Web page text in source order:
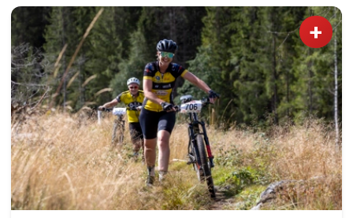
Lesja.
+